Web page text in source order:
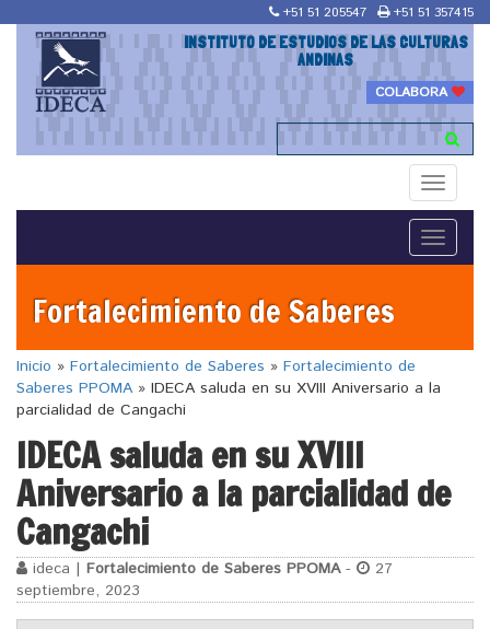
+51 51 205547 +51 51 357415
INSTITUTO DE ESTUDIOS DE LAS CULTURAS
ANDINAS
COLABORA
Toggle
Toggle
Fortalecimiento de Saberes
Inicio » Fortalecimiento de Saberes » Fortalecimiento de
Saberes PPOMA » IDECA saluda en su XVIII Aniversario a la
parcialidad de Cangachi
IDECA saluda en su XVIII
Aniversario a la parcialidad de
Cangachi
ideca | Fortalecimiento de Saberes PPOMA-
27
septiembre, 2023